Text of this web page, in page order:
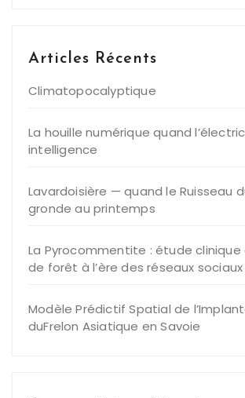
Articles Récents
Climatopocalyptique
La houille numérique quand
intelligence
Lavardoisière — quand le Ruisseau
gronde au printemps
La Pyrocommentite : étude clinique
de forêt à l’ère des réseaux sociaux
Modèle Prédictif Spatial de
duFrelon Asiatique en Savoie